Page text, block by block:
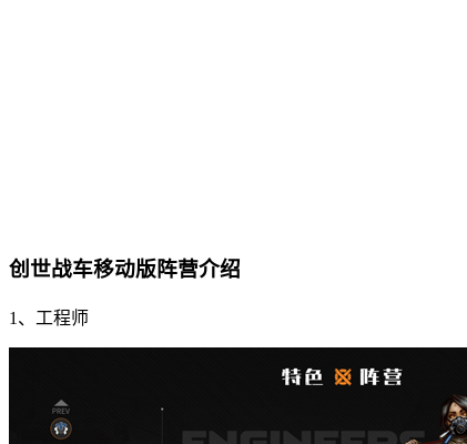
创世战车移动版阵营介绍
1、工程师